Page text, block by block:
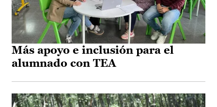
Más apoyo e inclusión para el
alumnado con TEA